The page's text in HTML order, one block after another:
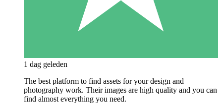
1 dag geleden
The best platform to find assets for your design and
photography work. Their images are high quality and you can
find almost everything you need.